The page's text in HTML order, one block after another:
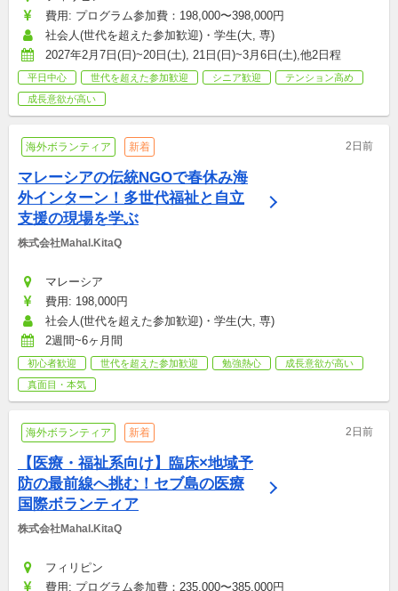
費用: プログラム参加費：198,000〜398,000円
社会人(世代を超えた参加歓迎)・学生(大, 専)
2027年2月7日(日)~20日(土), 21日(日)~3月6日(土),他2日程
平日中心 世代を超えた参加歓迎 シニア歓迎
テンション高め
成長意欲が高い
海外ボランティア 新着 2日前
マレーシアの伝統NGOで春休み海
外インターン！多世代福祉と自立
支援の現場を学ぶ
株式会社Mahal.KitaQ
マレーシア
費用: 198,000円
社会人(世代を超えた参加歓迎)・学生(大, 専)
2週間~6ヶ月間
初心者歓迎 世代を超えた参加歓迎 勉強熱心
成長意欲が高い
真面目・本気
海外ボランティア 新着 2日前
【医療・福祉系向け】臨床×地域予
防の最前線へ挑む！セブ島の医療
国際ボランティア
株式会社Mahal.KitaQ
フィリピン
費用: プログラム参加費：235,000〜385,000円